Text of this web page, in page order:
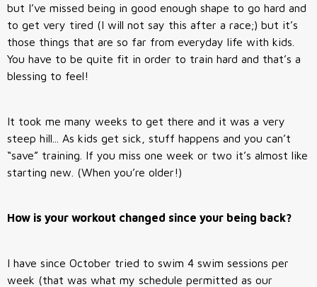
but I’ve missed being in good enough shape to go hard and
to get very tired (I will not say this after a race;) but it’s
those things that are so far from everyday life with kids.
You have to be quite fit in order to train hard and that’s a
blessing to feel!
It took me many weeks to get there and it was a very
steep hill... As kids get sick, stuff happens and you can’t
“save” training. If you miss one week or two it’s almost like
starting new. (When you’re older!)
How is your workout changed since your being back?
I have since October tried to swim 4 swim sessions per
week (that was what my schedule permitted as our